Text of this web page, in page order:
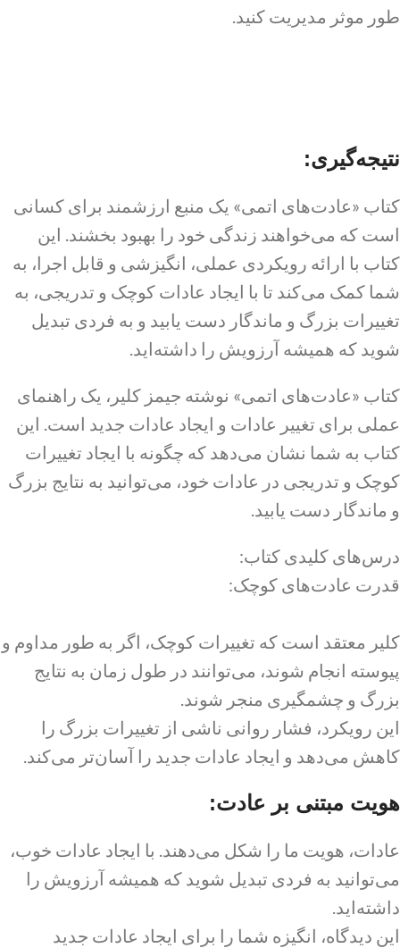
طور موثر مدیریت کنید.
نتیجه‌گیری:
کتاب «عادت‌های اتمی» یک منبع ارزشمند برای کسانی
است که می‌خواهند زندگی خود را بهبود بخشند. این
کتاب با ارائه رویکردی عملی، انگیزشی و قابل اجرا، به
شما کمک می‌کند تا با ایجاد عادات کوچک و تدریجی، به
تغییرات بزرگ و ماندگار دست یابید و به فردی تبدیل
شوید که همیشه آرزویش را داشته‌اید.
کتاب «عادت‌های اتمی» نوشته جیمز کلیر، یک راهنمای
عملی برای تغییر عادات و ایجاد عادات جدید است. این
کتاب به شما نشان می‌دهد که چگونه با ایجاد تغییرات
کوچک و تدریجی در عادات خود، می‌توانید به نتایج بزرگ
و ماندگار دست یابید.
درس‌های کلیدی کتاب:
قدرت عادت‌های کوچک:
کلیر معتقد است که تغییرات کوچک، اگر به طور مداوم و
پیوسته انجام شوند، می‌توانند در طول زمان به نتایج
بزرگ و چشمگیری منجر شوند.
این رویکرد، فشار روانی ناشی از تغییرات بزرگ را
کاهش می‌دهد و ایجاد عادات جدید را آسان‌تر می‌کند.
هویت مبتنی بر عادت:
عادات، هویت ما را شکل می‌دهند. با ایجاد عادات خوب،
می‌توانید به فردی تبدیل شوید که همیشه آرزویش را
داشته‌اید.
این دیدگاه، انگیزه شما را برای ایجاد عادات جدید